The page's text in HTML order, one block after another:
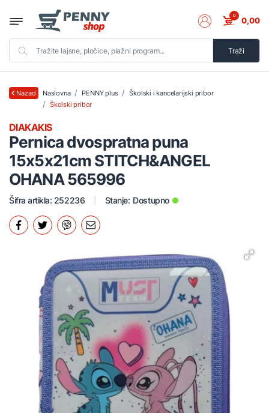
Traži
0 0,00
Nazad Naslovna PENNY plus
Školski i kancelarijski pribor
Školski pribor
Pernica dvospratna puna
15x5x21cm STITCH&ANGEL
OHANA 565996
DIAKAKIS
Šifra artikla: 252236 Stanje: Dostupno